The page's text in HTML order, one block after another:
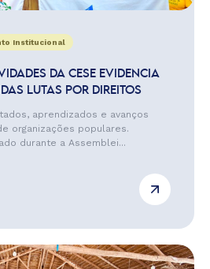
Institucional
DA CESE EVIDENCIA
LUTAS POR DIREITOS
aprendizados e avanços
organizações populares.
durante a Assemblei...